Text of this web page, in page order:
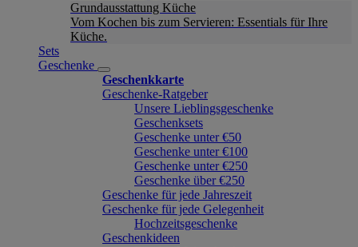
Grundausstattung Küche
Vom Kochen bis zum Servieren: Essentials für Ihre
Küche.
Sets
Geschenke
Geschenkkarte
Geschenke-Ratgeber
Unsere Lieblingsgeschenke
Geschenksets
Geschenke unter €50
Geschenke unter €100
Geschenke unter €250
Geschenke über €250
Geschenke für jede Jahreszeit
Geschenke für jede Gelegenheit
Hochzeitsgeschenke
Geschenkideen